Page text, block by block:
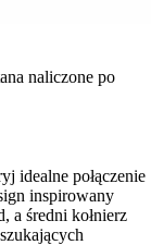
naliczone po
idealne połączenie
inspirowany
a średni kołnierz